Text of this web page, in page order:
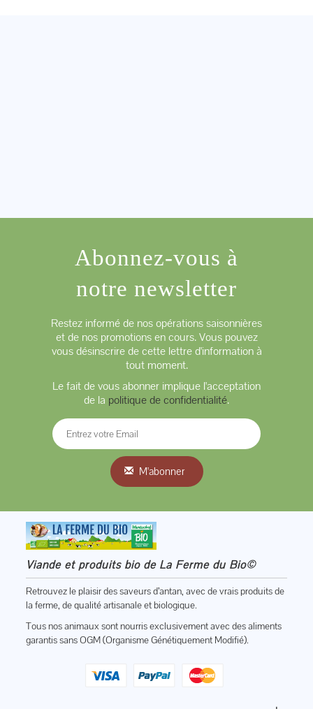
Abonnez-vous à
notre newsletter
Restez informé de nos opérations saisonnières
et de nos promotions en cours. Vous pouvez
vous désinscrire de cette lettre d'information à
tout moment.
Le fait de vous abonner implique l'acceptation
de la politique de confidentialité.
M'abonner
Viande et produits bio de La Ferme du Bio©
Retrouvez le plaisir des saveurs d’antan, avec de vrais produits de
la ferme, de qualité artisanale et biologique.
Tous nos animaux sont nourris exclusivement avec des aliments
garantis sans OGM (Organisme Génétiquement Modifié).